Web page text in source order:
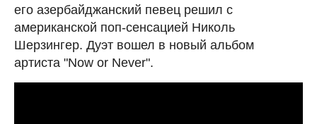
его азербайджанский певец решил с
американской поп-сенсацией Николь
Шерзингер. Дуэт вошел в новый альбом
артиста "Now or Never".